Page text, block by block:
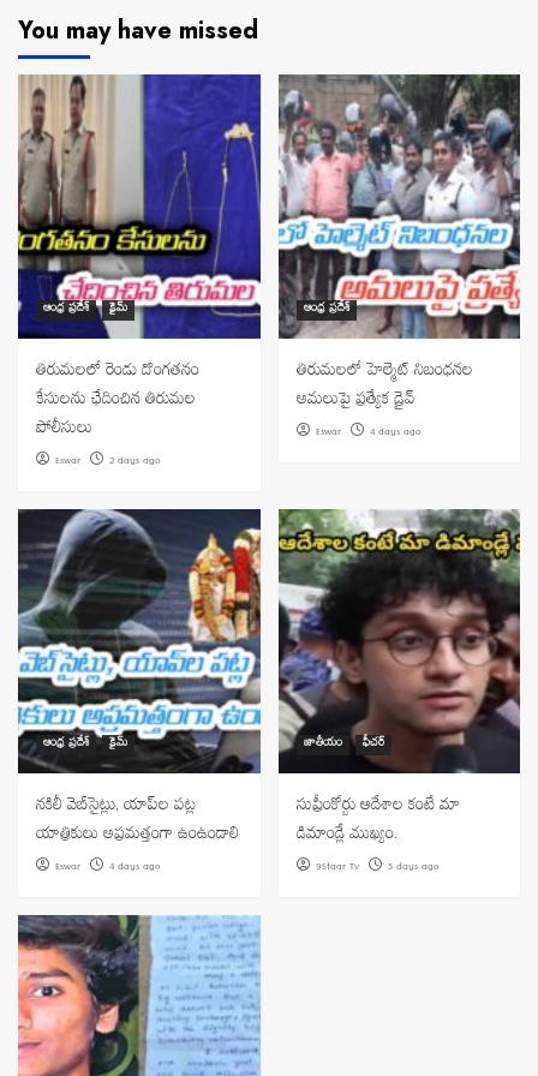
You may have missed
ఆంధ్ర ప్రదేశ్ క్రైమ్
తిరుమలలో రెండు దొంగతనం
కేసులను ఛేదించిన తిరుమల
పోలీసులు
Eswar 2 days ago
ఆంధ్ర ప్రదేశ్
తిరుమలలో హెల్మెట్ నిబంధనల
అమలుపై ప్రత్యేక డ్రైవ్
Eswar 4 days ago
ఆంధ్ర ప్రదేశ్ క్రైమ్
నకిలీ వెబ్‌సైట్లు, యాప్‌ల పట్ల
యాత్రికులు అప్రమత్తంగా ఉంఉండాలి
Eswar 4 days ago
జాతీయం ఫీచర్
సుప్రీంకోర్టు ఆదేశాల కంటే మా
డిమాండ్లే ముఖ్యం.
9Staar Tv 5 days ago